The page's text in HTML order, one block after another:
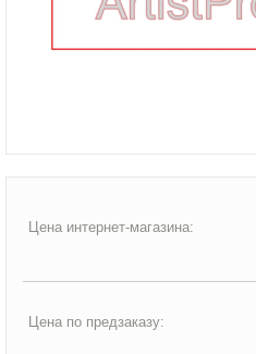
Цена интернет-магазина:
Цена по предзаказу: